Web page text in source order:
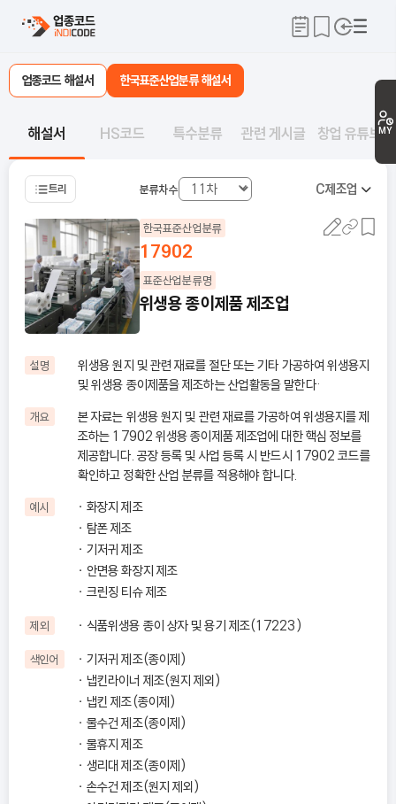
MY
업종코드 해설서 한국표준산업분류 해설서
해설서 HS코드 특수분류 관련 게시글 창업 유튜브
트리 분류차수 C제조업
한국표준산업분류
17902
표준산업분류명
위생용 종이제품 제조업
설명
위생용 원지 및 관련 재료를 절단 또는 기타 가공하여 위생용지
및 위생용 종이제품을 제조하는 산업활동을 말한다·
개요
본 자료는 위생용 원지 및 관련 재료를 가공하여 위생용지를 제
조하는 17902 위생용 종이제품 제조업에 대한 핵심 정보를
제공합니다. 공장 등록 및 사업 등록 시 반드시 17902 코드를
확인하고 정확한 산업 분류를 적용해야 합니다.
예시
화장지 제조
탐폰 제조
기저귀 제조
안면용 화장지 제조
크린징 티슈 제조
제외 식품위생용 종이 상자 및 용기 제조(17223)
색인어
기저귀 제조(종이제)
냅킨라이너 제조(원지 제외)
냅킨 제조(종이제)
물수건 제조(종이제)
물휴지 제조
생리대 제조(종이제)
손수건 제조(원지 제외)